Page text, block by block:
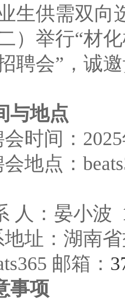
生供需双向
）举行“材
聘会”，诚
与地点
时间： 2025
会地点：
人： 晏小波
地址：湖南
邮箱：
事项